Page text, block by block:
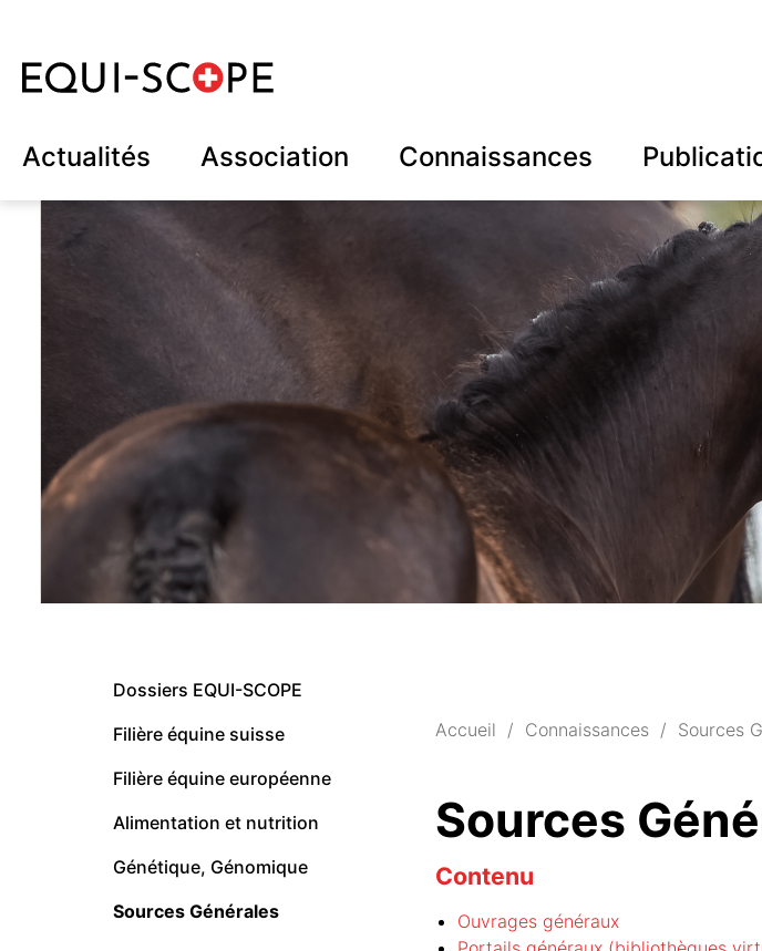
Actualités Association Connaissances
Dossiers EQUI-SCOPE
Filière équine suisse
Filière équine européenne
Alimentation et nutrition
Génétique, Génomique
Sources Générales
Accueil Connaissances Sources
Sources
Contenu
Ouvrages généraux